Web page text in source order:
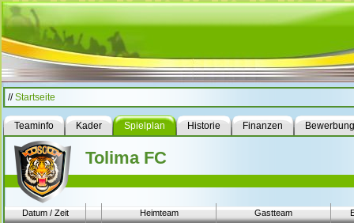
//Startseite
Teaminfo Kader Spielplan Historie Finanzen Bewerbung
Tolima FC
Datum / Zeit Heimteam Gastteam